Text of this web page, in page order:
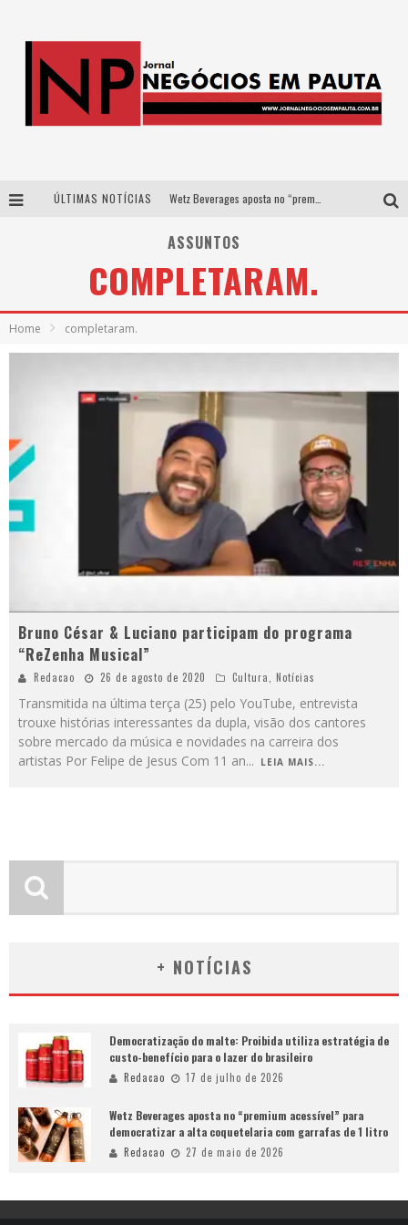
ÚLTIMAS NOTÍCIAS
Democratização do malte: Proibida utiliza estratégia de custo-benefício para o lazer do brasileiro
ASSUNTOS
COMPLETARAM.
Home completaram.
Bruno César & Luciano participam do programa
“ReZenha Musical”
Redacao 26 de agosto de 2020 Cultura, Notícias
Transmitida na última terça (25) pelo YouTube, entrevista
trouxe histórias interessantes da dupla, visão dos cantores
sobre mercado da música e novidades na carreira dos
artistas Por Felipe de Jesus Com 11 an... LEIA MAIS...
+ NOTÍCIAS
Democratização do malte: Proibida utiliza estratégia de
custo-benefício para o lazer do brasileiro
Redacao 17 de julho de 2026
Wetz Beverages aposta no “premium acessível” para
democratizar a alta coquetelaria com garrafas de 1 litro
Redacao 27 de maio de 2026